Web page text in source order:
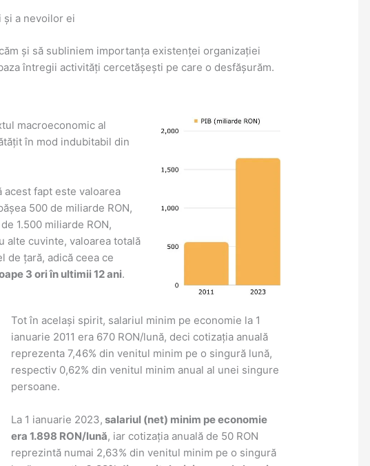
și a nevoilor ei
și să subliniem importanța existenței organizației
întregii activități cercetășești pe care o desfășurăm.
macroeconomic al
în mod indubitabil din
acest fapt este valoarea
500 de miliarde RON,
1.500 miliarde RON,
alte cuvinte, valoarea totală
de țară, adică ceea ce
3 ori în ultimii 12 ani.
Tot în același spirit, salariul minim pe economie la 1
ianuarie 2011 era 670 RON/lună, deci cotizația anuală
reprezenta 7,46% din venitul minim pe o singură lună,
respectiv 0,62% din venitul minim anual al unei singure
persoane.
La 1 ianuarie 2023, salariul (net) minim pe economie
era 1.898 RON/lună, iar cotizația anuală de 50 RON
reprezintă numai 2,63% din venitul minim pe o singură